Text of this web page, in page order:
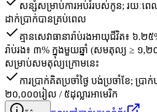
សន្សំសម្រាប់ការអប់រំរបស់កូន; រយៈពេល
ដាក់ប្រាក់បានគ្រប់ពេល
គ្មានសេវាធានារ៉ាប់រងអាយុជីវិត៖ ៦.២៥
រ៉ាប់រង៖ ៣% ក្នុងមួយឆ្នាំ (សមតុល្យ ≥ ១,២
សម្រាប់សមតុល្យក្រោមនេះ
ការប្រាក់គិតប្រចាំថ្ងៃ បង់ប្រចាំខែ; ប្រា
២០,០០០រៀល / ៥ដុល្លារអាមេរិក